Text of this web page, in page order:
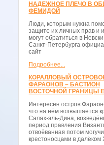
НАДЕЖНОЕ ПЛЕЧО В
ФЕМИДОЙ
Люди, которым нужна
защите их личных прав и
могут обратиться в
Санкт-Петербурга
сайт
Подробнее...
КОРАЛЛОВЫЙ
ФАРАОНОВ – БАСТИОН
ВОСТОЧНОЙ ГРАНИЦЫ
Интересен остров
что на нём возвышается
Салах-эль-Дина,
период правления
отвоёванная потом
крестоносцами в далёком